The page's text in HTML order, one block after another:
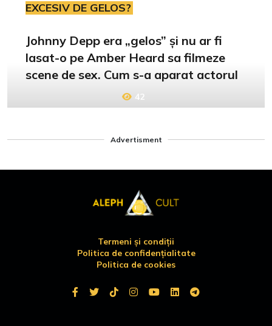
EXCESIV DE GELOS?
Johnny Depp era „gelos” și nu ar fi
lasat-o pe Amber Heard sa filmeze
scene de sex. Cum s-a aparat actorul
42
Advertisment
Termeni și condiții
Politica de confidențialitate
Politica de cookies